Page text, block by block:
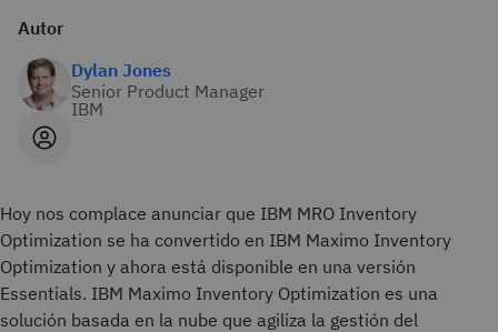
Autor
Dylan Jones
Senior Product Manager
IBM
Hoy nos complace anunciar que IBM MRO Inventory
Optimization se ha convertido en IBM Maximo Inventory
Optimization y ahora está disponible en una versión
Essentials. IBM Maximo Inventory Optimization es una
solución basada en la nube que agiliza la gestión del